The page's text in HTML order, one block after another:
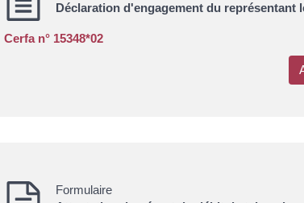
Déclaration d'engagement du représentant
Cerfa n° 15348*02
Formulaire